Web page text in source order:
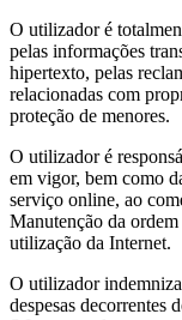
O utilizador é
pelas informações
hipertexto, pelas
relacionadas com
proteção de menores.
O utilizador é
em vigor, bem como
serviço online, ao
Manutenção da
utilização da Internet.
O utilizador
despesas